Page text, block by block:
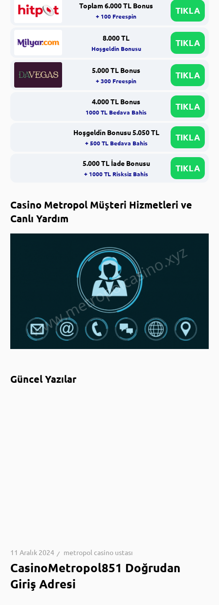
Toplam 6.000 TL Bonus
+ 100 Freespin
TIKLA
8.000 TL
Hoşgeldin Bonusu
TIKLA
5.000 TL Bonus
+ 300 Freespin
TIKLA
4.000 TL Bonus
1000 TL Bedava Bahis
TIKLA
Hoşgeldin Bonusu 5.050 TL
+ 500 TL Bedava Bahis
TIKLA
TIKLA
Casino Metropol Müşteri Hizmetleri ve
Canlı Yardım
Güncel Yazılar
CasinoMetropol851 Doğrudan
Giriş Adresi